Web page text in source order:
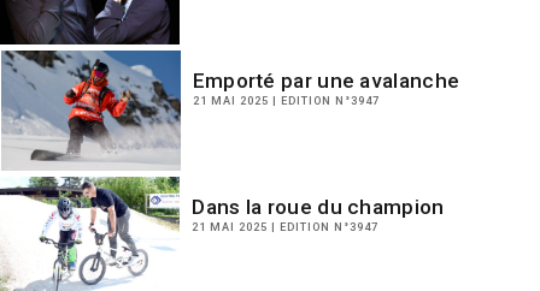
Emporté par une avalanche
21 MAI 2025 | EDITION N°3947
Dans la roue du champion
21 MAI 2025 | EDITION N°3947